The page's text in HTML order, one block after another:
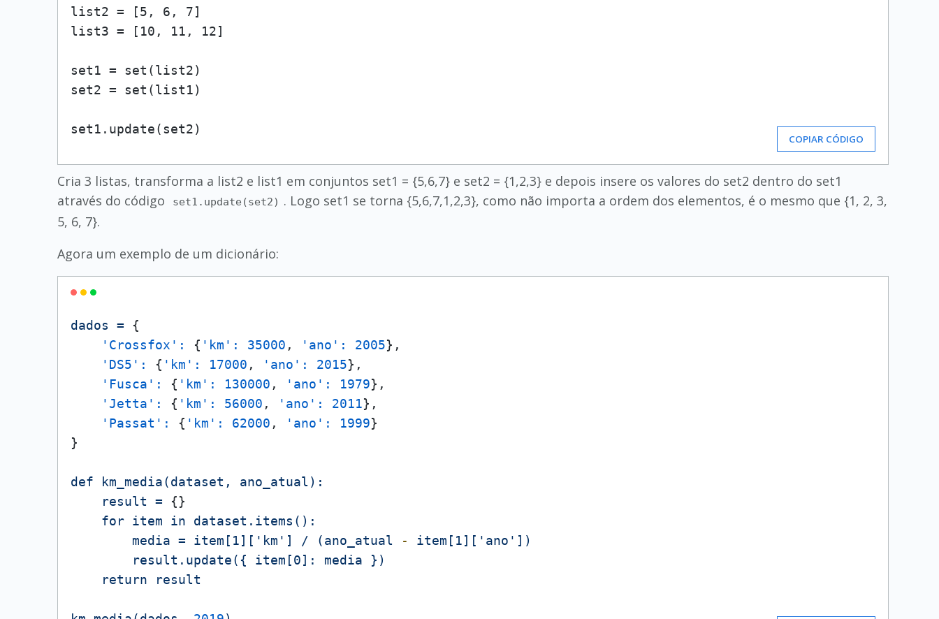
list2 = [5, 6, 7]
list3 = [10, 11, 12]
set1 = set(list2)
set2 = set(list1)
set1.update(set2)
COPIAR CÓDIGO
Cria 3 listas, transforma a list2 e list1 em conjuntos set1 = {5,6,7} e set2 = {1,2,3} e depois insere os valores do set2 dentro do set1
através do código
set1.update(set2) . Logo set1 se torna {5,6,7,1,2,3}, como não importa a ordem dos elementos, é o mesmo que {1, 2, 3,
5, 6, 7}.
Agora um exemplo de um dicionário:
dados = {
'Crossfox':
{ 'km': 35000 , 'ano': 2005},
'DS5':
{ 'km': 17000 , 'ano': 2015},
'Fusca':
{ 'km': 130000 , 'ano': 1979},
'Jetta':
{ 'km': 56000 , 'ano': 2011},
'Passat':
{ 'km': 62000 , 'ano': 1999}
}
def km_media(dataset,
ano_atual):
result
= {}
for item in
dataset.items():
media = item[1]['km'] / (ano_atual -
item[1]['ano'])
result.update({
item[0]: media
})
return
result